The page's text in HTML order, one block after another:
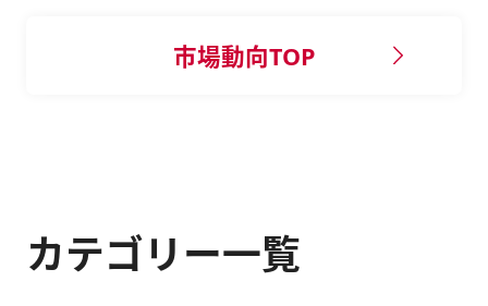
市場動向TOP
カテゴリー一覧